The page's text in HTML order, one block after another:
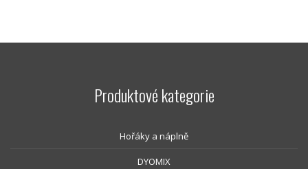
Produktové kategorie
Hořáky a náplně
DYOMIX